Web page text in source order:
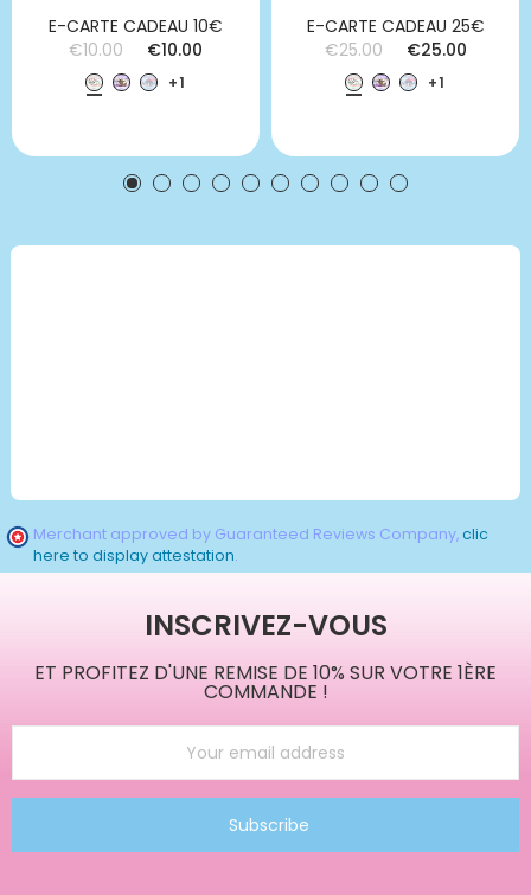
E-CARTE CADEAU 10€
€10.00
€10.00
+1
E-CARTE CADEAU 25€
€25.00
€25.00
+1
Merchant approved by Guaranteed Reviews Company,clic
here to display attestation.
INSCRIVEZ-VOUS
ET PROFITEZ D'UNE REMISE DE 10% SUR VOTRE 1ÈRE
COMMANDE !
Subscribe